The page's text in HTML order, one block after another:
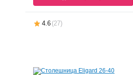
4.6 (27)